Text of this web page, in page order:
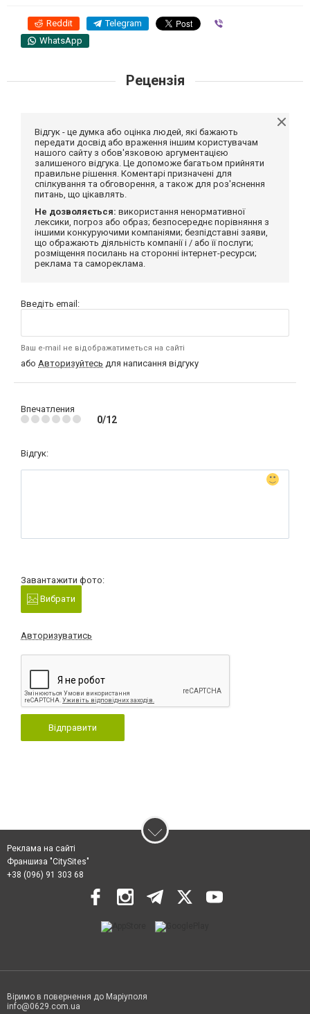
Reddit Telegram
WhatsApp
Рецензія
Відгук - це думка або оцінка людей, які бажають
передати досвід або враження іншим користувачам
нашого сайту з обов'язковою аргументацією
залишеного відгука. Це допоможе багатьом прийняти
правильне рішення. Коментарі призначені для
спілкування та обговорення, а також для роз'яснення
питань, що цікавлять.
Не дозволяється: використання ненормативної
лексики, погроз або образ; безпосереднє порівняння з
іншими конкуруючими компаніями; безпідставні заяви,
що ображають діяльність компанії і / або її послуги;
розміщення посилань на сторонні інтернет-ресурси;
реклама та самореклама.
Введіть email:
Ваш e-mail не відображатиметься на сайті
або Авторизуйтесь для написання відгуку
Впечатления
0/12
Відгук:
Завантажити фото:
Вибрати
Авторизуватись
Відправити
Реклама на сайті
Франшиза "CitySites"
+38 (096) 91 303 68
Віримо в повернення до Маріуполя
info@0629.com.ua